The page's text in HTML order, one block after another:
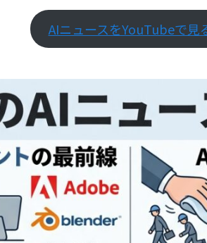
AIニュースをYouTubeで見